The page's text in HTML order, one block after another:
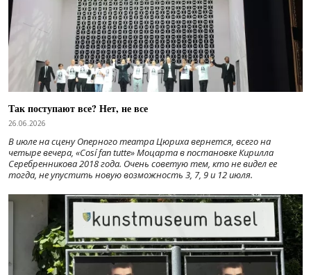
Так поступают все? Нет, не все
26.06.2026
В июле на сцену Оперного театра Цюриха вернется, всего на
четыре вечера, «Cosí fan tutte» Моцарта в постановке Кирилла
Серебренникова 2018 года. Очень советую тем, кто не видел ее
тогда, не упустить новую возможность 3, 7, 9 и 12 июля.